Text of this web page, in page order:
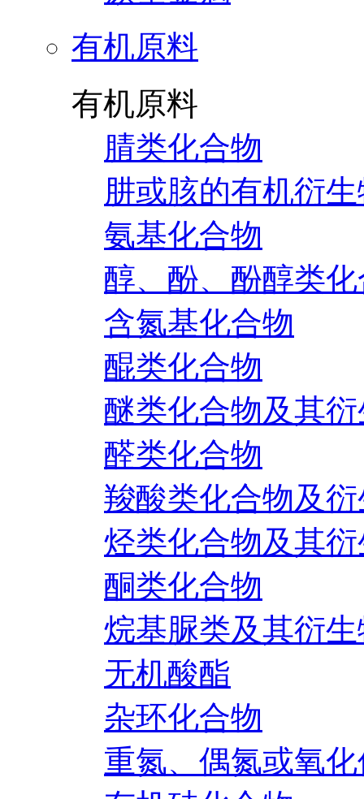
有机原料
有机原料
腈类化合物
肼或胲的有机衍
氨基化合物
醇、酚、酚醇类
含氮基化合物
醌类化合物
醚类化合物及其
醛类化合物
羧酸类化合物及
烃类化合物及其
酮类化合物
烷基脲类及其衍
无机酸酯
杂环化合物
重氮、偶氮或氧